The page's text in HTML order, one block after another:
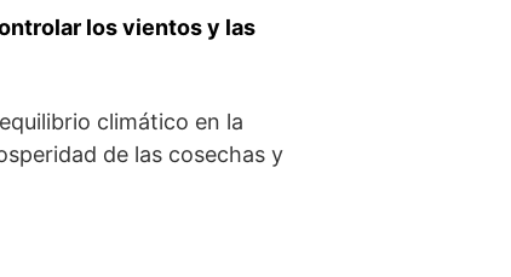
los vientos y las
climático en la
de las cosechas y